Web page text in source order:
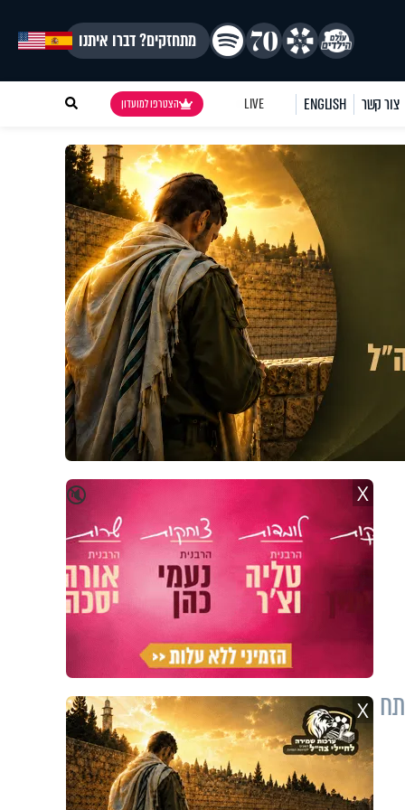
מתחזקים? דברו איתנו
צור קשר ENGLISH
LIVE הצטרפו למועדון
🔇 X
X